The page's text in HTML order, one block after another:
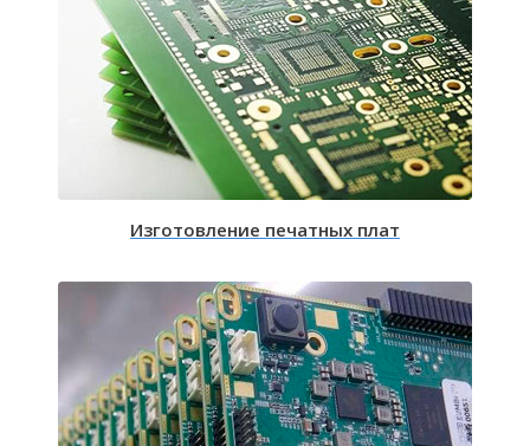
Изготовление печатных плат